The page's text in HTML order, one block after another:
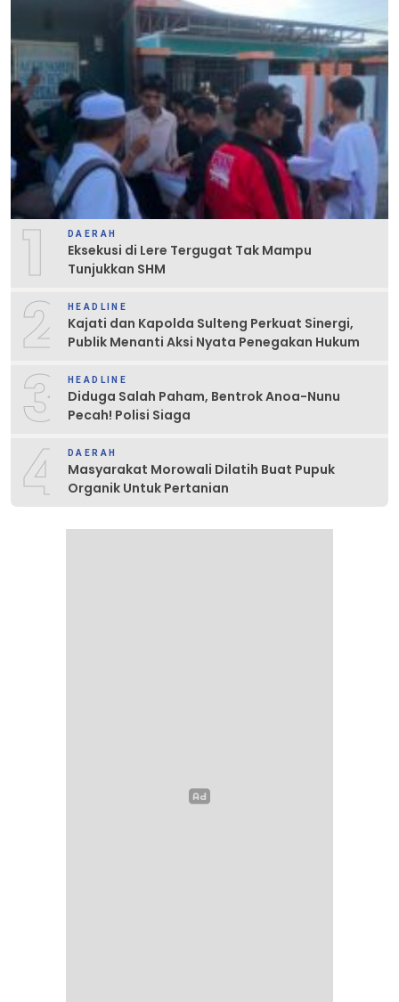
1 DAERAH
Eksekusi di Lere Tergugat Tak Mampu
Tunjukkan SHM
2 HEADLINE
Kajati dan Kapolda Sulteng Perkuat Sinergi,
Publik Menanti Aksi Nyata Penegakan Hukum
3 HEADLINE
Diduga Salah Paham, Bentrok Anoa-Nunu
Pecah! Polisi Siaga
4 DAERAH
Masyarakat Morowali Dilatih Buat Pupuk
Organik Untuk Pertanian